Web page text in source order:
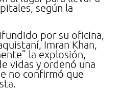
según la
por su oficina,
Imran Khan,
la explosión,
vidas y ordenó una
no confirmó que